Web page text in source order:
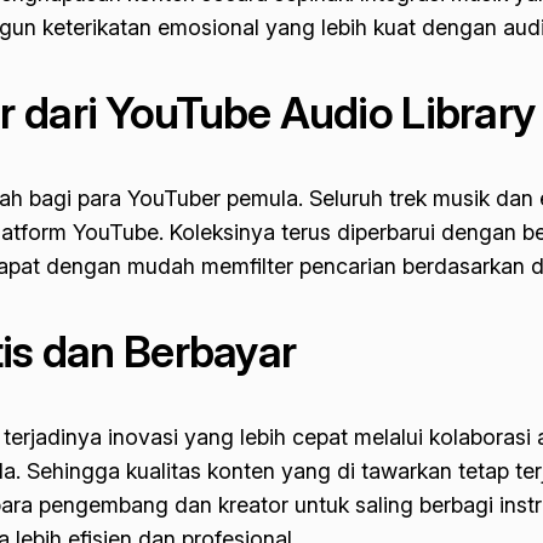
keterikatan emosional yang lebih kuat dengan
YouTube Audio Library
bagi para YouTuber pemula. Seluruh trek musik
YouTube. Koleksinya terus diperbarui dengan
dengan mudah memfilter pencarian berdasarkan
dan Berbayar
inovasi yang lebih cepat melalui
Sehingga kualitas konten yang di tawarkan tetap
pengembang dan kreator untuk saling berbagi